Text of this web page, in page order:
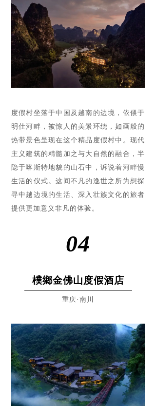
度假村坐落于中国及越南的边境，依偎于
明仕河畔，被惊人的美景环绕，如画般的
热带景色呈现在这个精品度假村中。现代
主义建筑的精髓加之与大自然的融合，半
隐于喀斯特地貌的山石中，诉说着河畔慢
生活的仪式。这间不凡的逸世之所为想探
寻中越边境的生活、深入壮族文化的旅者
提供更加意义非凡的体验。
04
樸鄉金佛山度假酒店
重庆·南川